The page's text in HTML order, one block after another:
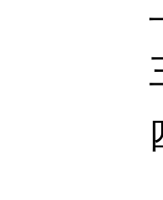
二、
三、
四、